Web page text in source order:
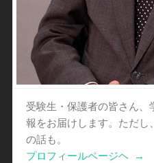
受験生・保護者の皆さん
報をお届けします。ただ
の話も。
プロフィールページヘ
→